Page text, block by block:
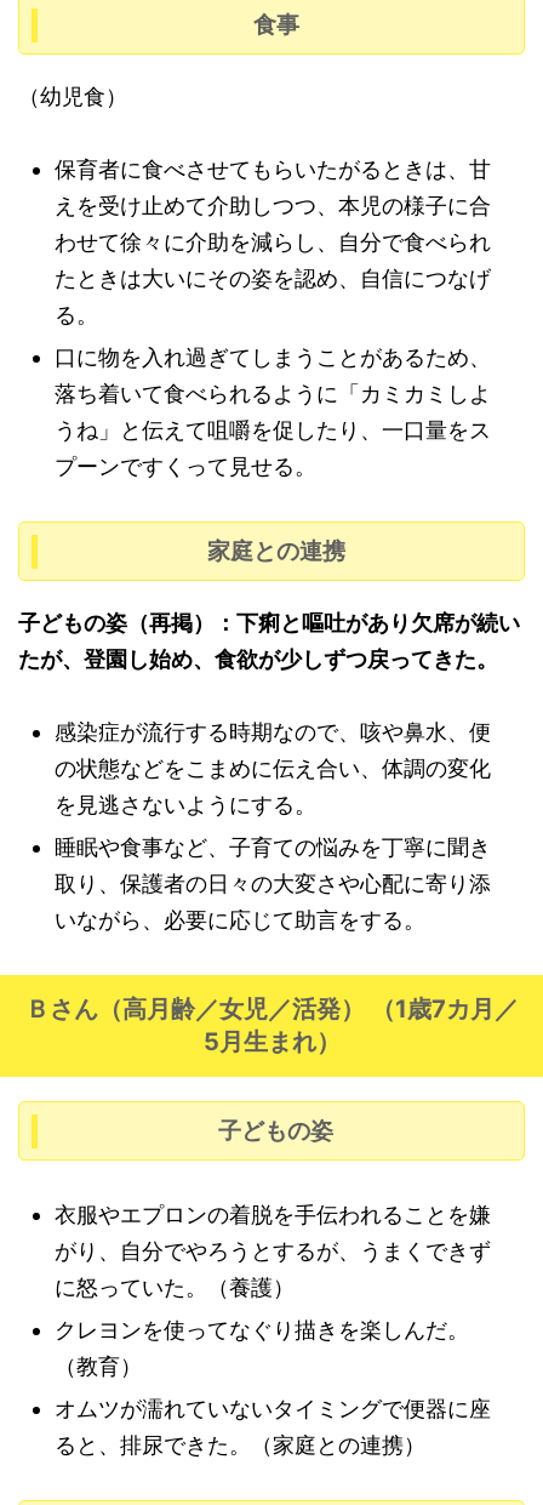
食事
（幼児食）
保育者に食べさせてもらいたがるときは、甘
えを受け止めて介助しつつ、本児の様子に合
わせて徐々に介助を減らし、自分で食べられ
たときは大いにその姿を認め、自信につなげ
る。
口に物を入れ過ぎてしまうことがあるため、
落ち着いて食べられるように「カミカミしよ
うね」と伝えて咀嚼を促したり、一口量をス
プーンですくって見せる。
家庭との連携
子どもの姿（再掲）：下痢と嘔吐があり欠席が続い
たが、登園し始め、食欲が少しずつ戻ってきた。
感染症が流行する時期なので、咳や鼻水、便
の状態などをこまめに伝え合い、体調の変化
を見逃さないようにする。
睡眠や食事など、子育ての悩みを丁寧に聞き
取り、保護者の日々の大変さや心配に寄り添
いながら、必要に応じて助言をする。
Ｂさん（高月齢／女児／活発） （1歳7カ月／
5月生まれ）
子どもの姿
衣服やエプロンの着脱を手伝われることを嫌
がり、自分でやろうとするが、うまくできず
に怒っていた。（養護）
クレヨンを使ってなぐり描きを楽しんだ。
（教育）
オムツが濡れていないタイミングで便器に座
ると、排尿できた。（家庭との連携）